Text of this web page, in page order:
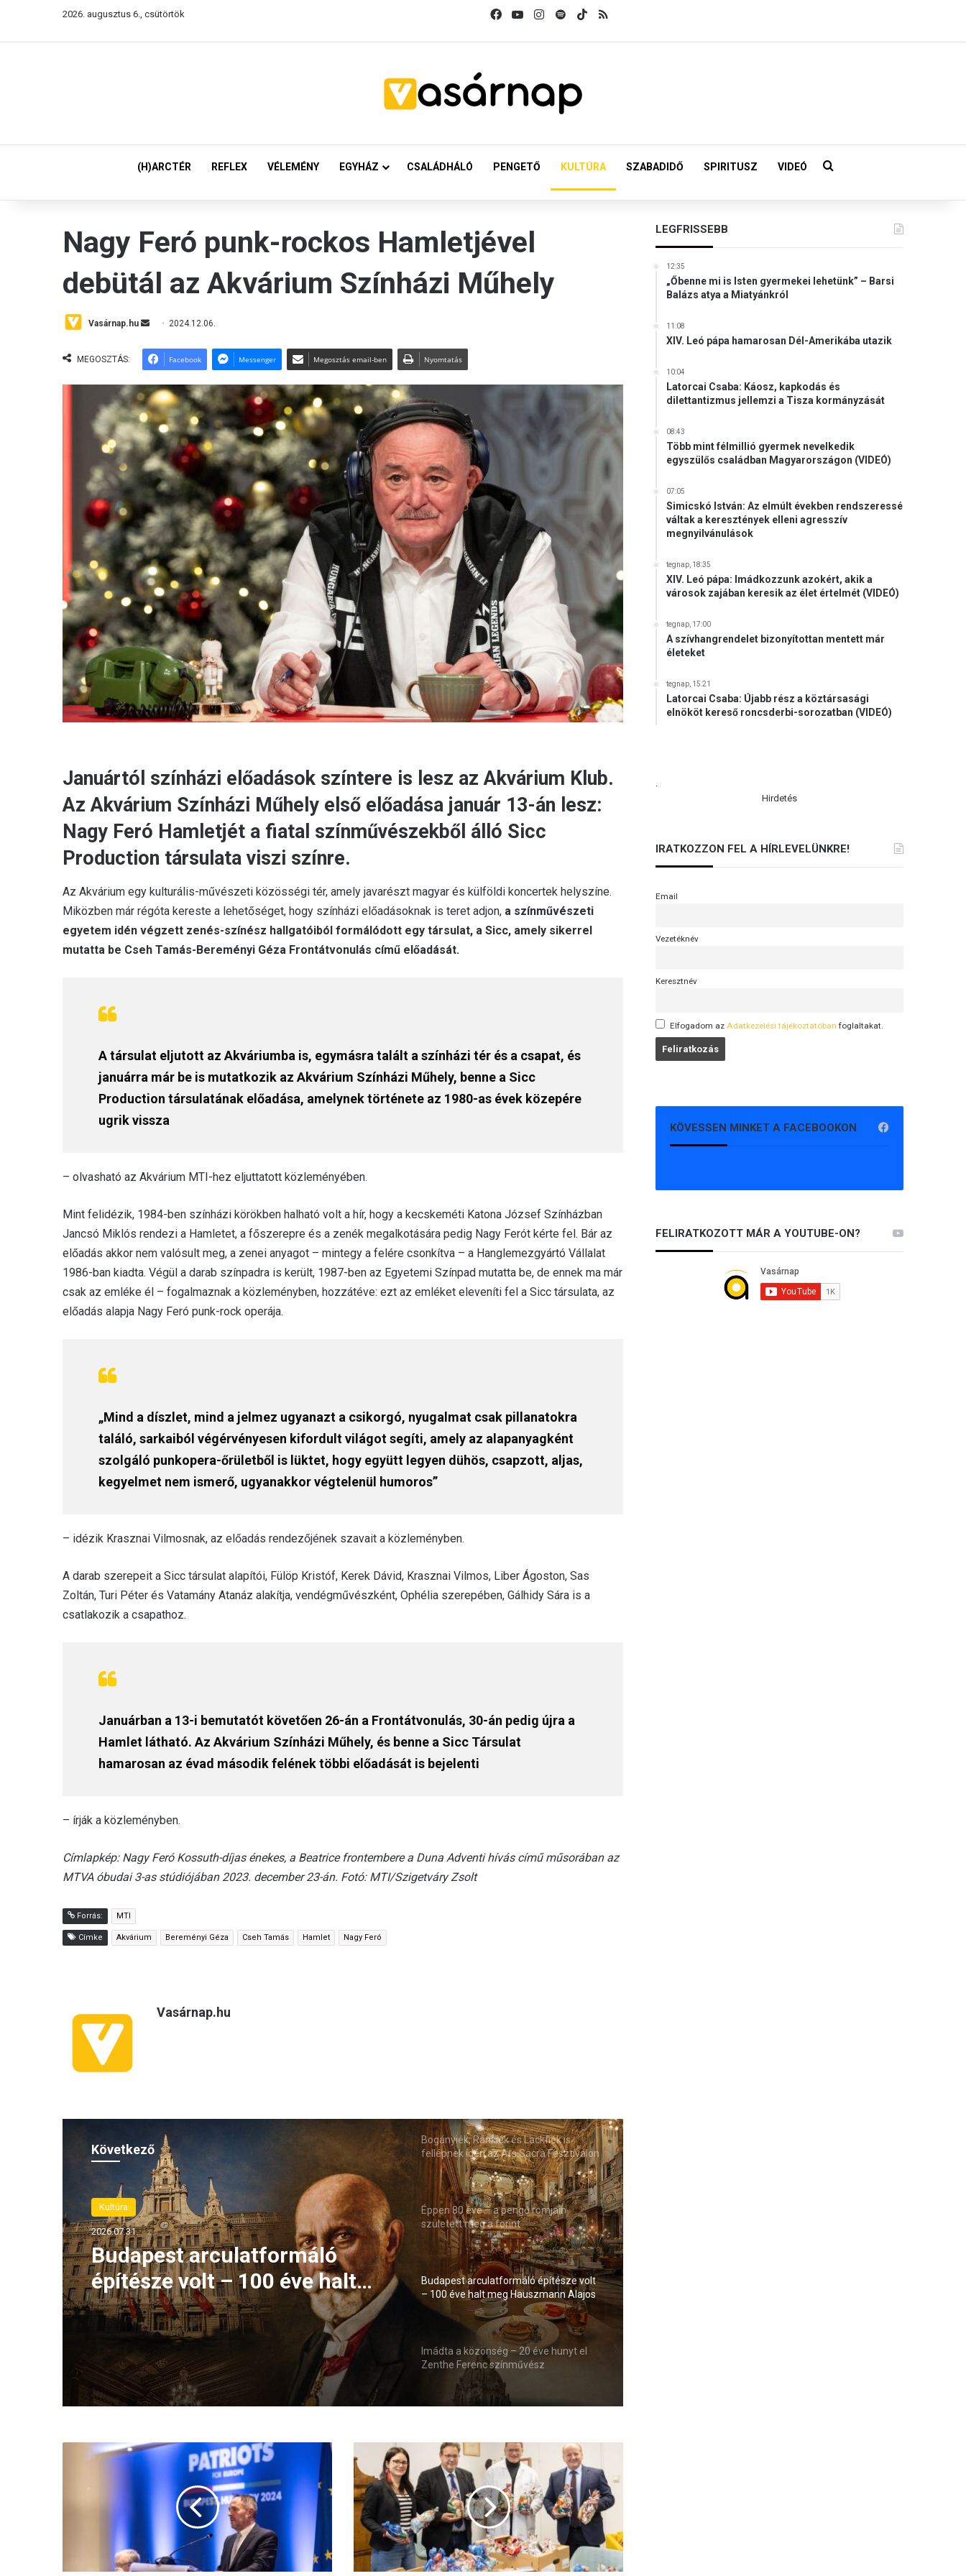
2026. augusztus 6., csütörtök FacebookYouTubeInstagram
SpotifyTikTokRSS
(H)ARCTÉR REFLEX VÉLEMÉNY EGYHÁZ CSALÁDHÁLÓ PENGETŐ KULTÚRA SZABADIDŐ SPIRITUSZ VIDEÓ Keresés:
Nagy Feró punk-rockos Hamletjével
debütál az Akvárium Színházi Műhely
Vasárnap.hu
Send
email
2024.12.06.
MEGOSZTÁS: Facebook Messenger Megosztás email-ben Nyomtatás
Januártól színházi előadások színtere is lesz az Akvárium Klub.
Az Akvárium Színházi Műhely első előadása január 13-án lesz:
Nagy Feró Hamletjét a fiatal színművészekből álló Sicc
Production társulata viszi színre.
Az Akvárium egy kulturális-művészeti közösségi tér, amely javarészt magyar és külföldi koncertek helyszíne.
Miközben már régóta kereste a lehetőséget, hogy színházi előadásoknak is teret adjon, a színművészeti
egyetem idén végzett zenés-színész hallgatóiból formálódott egy társulat, a Sicc, amely sikerrel
mutatta be Cseh Tamás-Bereményi Géza Frontátvonulás című előadását.
A társulat eljutott az Akváriumba is, egymásra talált a színházi tér és a csapat, és
januárra már be is mutatkozik az Akvárium Színházi Műhely, benne a Sicc
Production társulatának előadása, amelynek története az 1980-as évek közepére
ugrik vissza
– olvasható az Akvárium MTI-hez eljuttatott közleményében.
Mint felidézik, 1984-ben színházi körökben halható volt a hír, hogy a kecskeméti Katona József Színházban
Jancsó Miklós rendezi a Hamletet, a főszerepre és a zenék megalkotására pedig Nagy Ferót kérte fel. Bár az
előadás akkor nem valósult meg, a zenei anyagot – mintegy a felére csonkítva – a Hanglemezgyártó Vállalat
1986-ban kiadta. Végül a darab színpadra is került, 1987-ben az Egyetemi Színpad mutatta be, de ennek ma már
csak az emléke él – fogalmaznak a közleményben, hozzátéve: ezt az emléket eleveníti fel a Sicc társulata, az
előadás alapja Nagy Feró punk-rock operája.
„Mind a díszlet, mind a jelmez ugyanazt a csikorgó, nyugalmat csak pillanatokra
találó, sarkaiból végérvényesen kifordult világot segíti, amely az alapanyagként
szolgáló punkopera-őrületből is lüktet, hogy együtt legyen dühös, csapzott, aljas,
kegyelmet nem ismerő, ugyanakkor végtelenül humoros”
– idézik Krasznai Vilmosnak, az előadás rendezőjének szavait a közleményben.
A darab szerepeit a Sicc társulat alapítói, Fülöp Kristóf, Kerek Dávid, Krasznai Vilmos, Liber Ágoston, Sas
Zoltán, Turi Péter és Vatamány Atanáz alakítja, vendégművészként, Ophélia szerepében, Gálhidy Sára is a
csatlakozik a csapathoz.
Januárban a 13-i bemutatót követően 26-án a Frontátvonulás, 30-án pedig újra a
Hamlet látható. Az Akvárium Színházi Műhely, és benne a Sicc Társulat
hamarosan az évad második felének többi előadását is bejelenti
– írják a közleményben.
Címlapkép: Nagy Feró Kossuth-díjas énekes, a Beatrice frontembere a Duna Adventi hívás című műsorában az
MTVA óbudai 3-as stúdiójában 2023. december 23-án. Fotó: MTI/Szigetváry Zsolt
Forrás: MTI
Címke Akvárium Bereményi Géza Cseh Tamás Hamlet Nagy Feró
Vasárnap.hu
Következő
Kultúra
2026.07.31.
Budapest arculatformáló
építésze volt – 100 éve halt
meg Hauszmann Alajos
Bogányiék, Ránkiék és Lackfiék is
fellépnek idén az Ars Sacra Fesztiválon
Éppen 80 éve – a pengő romjain
született meg a forint
Budapest arculatformáló építésze volt
– 100 éve halt meg Hauszmann Alajos
Imádta a közönség – 20 éve hunyt el
Zenthe Ferenc színművész
KDNP-
frakció
Mikulás-
csomagokkal
kedveskedett
Bethesda
Gyermekkórház
LEGFRISSEBB
12:35
„Őbenne mi is Isten gyermekei lehetünk” – Barsi
Balázs atya a Miatyánkról
11:08
XIV. Leó pápa hamarosan Dél-Amerikába utazik
10:04
Latorcai Csaba: Káosz, kapkodás és
dilettantizmus jellemzi a Tisza kormányzását
08:43
Több mint félmillió gyermek nevelkedik
egyszülős családban Magyarországon (VIDEÓ)
07:05
Simicskó István: Az elmúlt években rendszeressé
váltak a keresztények elleni agresszív
megnyilvánulások
tegnap, 18:35
XIV. Leó pápa: Imádkozzunk azokért, akik a
városok zajában keresik az élet értelmét (VIDEÓ)
tegnap, 17:00
A szívhangrendelet bizonyítottan mentett már
életeket
tegnap, 15:21
Latorcai Csaba: Újabb rész a köztársasági
elnököt kereső roncsderbi-sorozatban (VIDEÓ)
.
Hirdetés
IRATKOZZON FEL A HÍRLEVELÜNKRE!
Email
Vezetéknév
Keresztnév
Elfogadom az Adatkezelési tájékoztatóban foglaltakat.
KÖVESSEN MINKET A FACEBOOKON
FELIRATKOZOTT MÁR A YOUTUBE-ON?